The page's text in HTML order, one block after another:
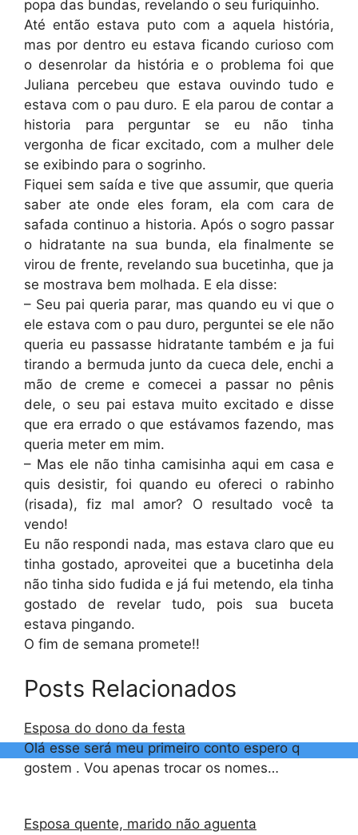
popa das bundas, revelando o seu furiquinho.
Até então estava puto com a aquela história,
mas por dentro eu estava ficando curioso com
o desenrolar da história e o problema foi que
Juliana percebeu que estava ouvindo tudo e
estava com o pau duro. E ela parou de contar a
historia para perguntar se eu não tinha
vergonha de ficar excitado, com a mulher dele
se exibindo para o sogrinho.
Fiquei sem saída e tive que assumir, que queria
saber ate onde eles foram, ela com cara de
safada continuo a historia. Após o sogro passar
o hidratante na sua bunda, ela finalmente se
virou de frente, revelando sua bucetinha, que ja
se mostrava bem molhada. E ela disse:
– Seu pai queria parar, mas quando eu vi que o
ele estava com o pau duro, perguntei se ele não
queria eu passasse hidratante também e ja fui
tirando a bermuda junto da cueca dele, enchi a
mão de creme e comecei a passar no pênis
dele, o seu pai estava muito excitado e disse
que era errado o que estávamos fazendo, mas
queria meter em mim.
– Mas ele não tinha camisinha aqui em casa e
quis desistir, foi quando eu ofereci o rabinho
(risada), fiz mal amor? O resultado você ta
vendo!
Eu não respondi nada, mas estava claro que eu
tinha gostado, aproveitei que a bucetinha dela
não tinha sido fudida e já fui metendo, ela tinha
gostado de revelar tudo, pois sua buceta
estava pingando.
O fim de semana promete!!
Posts Relacionados
Esposa do dono da festa
Olá esse será meu primeiro conto espero q
gostem . Vou apenas trocar os nomes…
Esposa quente, marido não aguenta